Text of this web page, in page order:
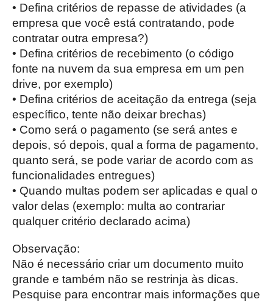
• Defina critérios de repasse de atividades (a
empresa que você está contratando, pode
contratar outra empresa?)
• Defina critérios de recebimento (o código
fonte na nuvem da sua empresa em um pen
drive, por exemplo)
• Defina critérios de aceitação da entrega (seja
específico, tente não deixar brechas)
• Como será o pagamento (se será antes e
depois, só depois, qual a forma de pagamento,
quanto será, se pode variar de acordo com as
funcionalidades entregues)
• Quando multas podem ser aplicadas e qual o
valor delas (exemplo: multa ao contrariar
qualquer critério declarado acima)
Observação:
Não é necessário criar um documento muito
grande e também não se restrinja às dicas.
Pesquise para encontrar mais informações que